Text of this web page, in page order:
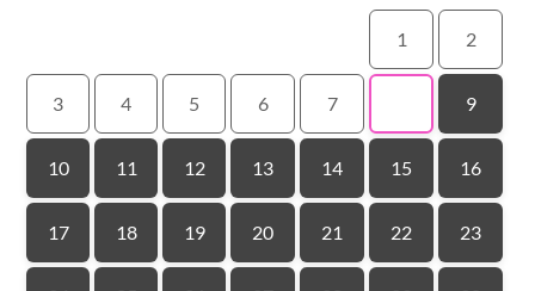
1 2
3 4 5 6 7 9
10 11 12 13 14 15 16
17 18 19 20 21 22 23